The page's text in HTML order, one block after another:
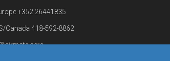
+352 26441835
Canada 418-592-8862